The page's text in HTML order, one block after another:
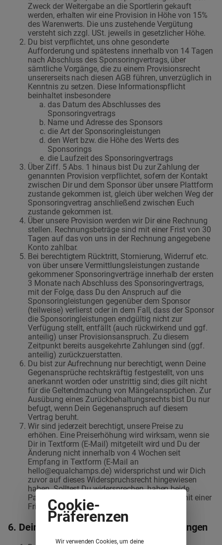
Zweck der Weitergabe an die Sportlerin gekauft
werden, erhalten wir eine Provision in Höhe von 15%
des Warenwerts. Die uns zustehende Vergütung
versteht sich zzgl. USt. jeweils in gesetzlicher Höhe.
Du bist verpflichtet, uns ohne gesonderte
Aufforderung und spätestens innerhalb von 14 Tagen
nach Abschluss des Sponsoringvertrags, über
sämtliche Vorgänge, die zu einem Provisionsrecht
unsererseits nach diesen AGB führen, unverzüglich in
Kenntnis zu setzen. Diese Informationspflicht
beinhaltet insbesondere
das Datum des Abschlusses des
Sponsoringvertrags
Name und Adresse des Sponsors
die Art der Sponsoringleistungen
den Wert bzw. die Höhe des Werts des
Sponsorings
die Laufzeit des Sponsoringvertrags
Über Ziff. 5 Abs. 1 hinaus bist Du zur Zahlung der
genannten Provision verpflichtet, sofern der Kontakt
zwischen Dir und dem Sponsor über unsere Plattform
zustande gekommen ist, gleich über welchen Weg der
Sponsoringvertrag anschließend zwischen Euch
zustande gekommen ist.
Über unsere Provision werden wir Dir eine Rechnung
stellen. Rechnungsbeträge sind mit einer Frist von 30
Tagen auf das von uns in der Rechnung angegebene
Konto zahlbar.
Bei berechtigtem Rücktritt, Stornierung, Widerruf etc.
von über unsere Vermittlungsleistungen zustande
gekommener Sponsoringverträge innerhalb der ersten
3 Monate nach Abschluss des Sponsoringvertrags,
mit der Folge, dass Du den Anspruch auf die
Sponsoringleistungen gegenüber dem Sponsor
(teilweise) verlierst oder in dem Fall, dass der Sponsor
die Sponsoringleistungen endgültig nicht zur
Verfügung stellt, entfällt (auch rückwirkend und ggf.
anteilig) unser Provisionsanspruch. Zu diesem
Zeitpunkt bereits ausgekehrte Zahlungen sind (ggf.
anteilig) zurückzuerstatten.
Du bist zur Aufrechnung nur berechtigt, wenn Deine
Gegenansprüche rechtskräftig festgestellt, von uns
anerkannt worden oder unstrittig sind; dies gilt nicht
für die Geltendmachung von Mängelansprüchen. Zur
Ausübung eines Zurückbehaltungsrechts bist Du nur
befugt, wenn Dein Gegenanspruch auf diesem
Vertrag beruht.
Wir sind jederzeit berechtigt, unsere Preise zu
erhöhen. Eine Preiserhöhung wird wirksam, wenn sie
Dir in Textform (E-Mail) mitgeteilt wird und Du der
Änderung nicht innerhalb von 4 Wochen seit
Empfang in Textform (E-Mail an
hello@equalchamps.de) widersprichst und wir Dich
zuvor auf dieses Widerspruchsrecht hingewiesen
haben. Solltest Du widersprechen, haben beide
Parteien das Recht, den Vermittlungsvertrag mit einer
Frist von 14 Tagen zu kündigen.
6. Dein Nutzungsrecht an unseren Leistungen
Cookie-
Präferenzen
Wir verwenden Cookies, um deine